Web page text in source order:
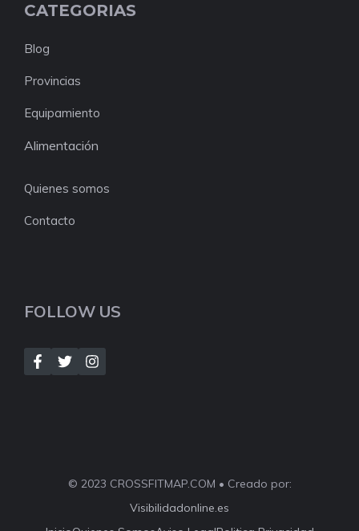
CATEGORIAS
Blog
Provincias
Equipamiento
Alimentación
Quienes somos
Contacto
FOLLOW US
© 2023 CROSSFITMAP.COM • Creado por:
Visibilidadonline.es